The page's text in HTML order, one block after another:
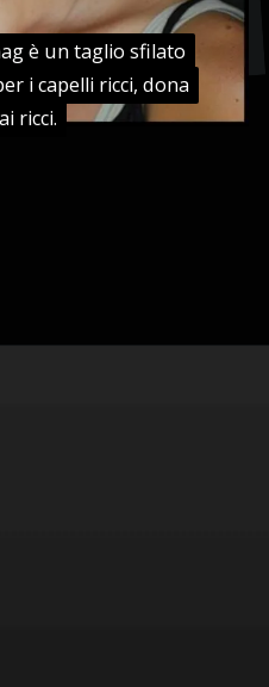
è un taglio sfilato
i capelli ricci, dona
ricci.
è un taglio sfilato
i capelli ricci, dona
ricci.